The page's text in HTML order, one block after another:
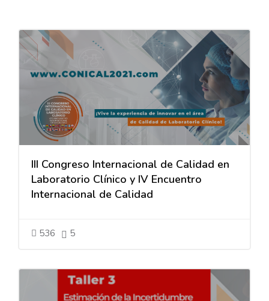
III Congreso Internacional de Calidad en
Laboratorio Clínico y IV Encuentro
Internacional de Calidad
536 5